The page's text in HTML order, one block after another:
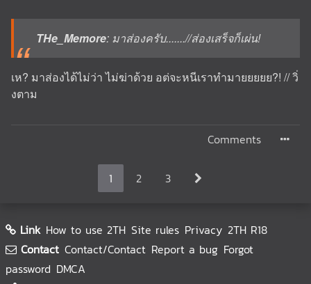
THe_Memore: มาส่องครับ.......//ส่องเสร็จก็เผ่น!
เห? มาส่องได้ไม่ว่า ไม่ฆ่าด้วย อต่จะหนีเราทำมายยยยย?! // วิ่
งตาม
Comments
1 2 3
Link How to use 2TH Site rules Privacy 2TH R18
Contact Contact/Contact Report a bug Forgot
password DMCA